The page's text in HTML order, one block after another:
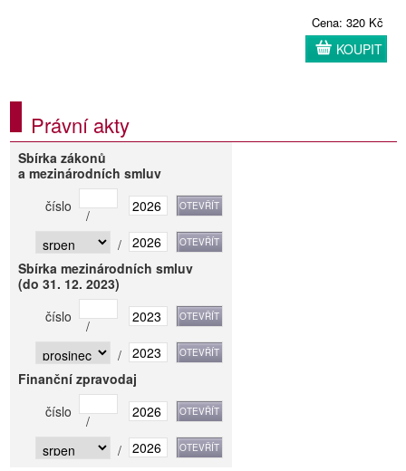
Cena: 320 Kč
KOUPIT
Právní akty
Sbírka zákonů
a mezinárodních smluv
číslo
/
/
Sbírka mezinárodních smluv
(do 31. 12. 2023)
číslo
/
/
Finanční zpravodaj
číslo
/
/